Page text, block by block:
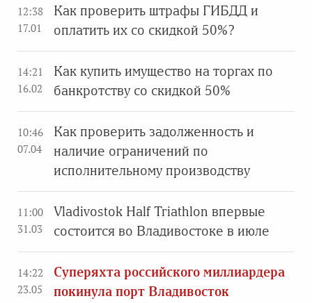
12:38
17.01
Как проверить штрафы ГИБДД и
оплатить их со скидкой 50%?
14:21
16.02
Как купить имущество на торгах по
банкротству со скидкой 50%
10:46
07.04
Как проверить задолженность и
наличие ограничений по
исполнительному производству
11:00
31.03
Vladivostok Half Triathlon впервые
состоится во Владивостоке в июле
14:22
23.05
Суперяхта российского миллиардера
покинула порт Владивосток